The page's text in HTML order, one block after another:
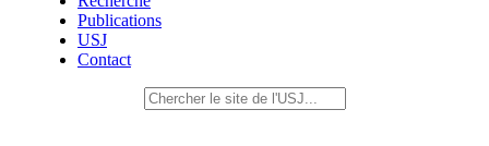
Publications
USJ
Contact